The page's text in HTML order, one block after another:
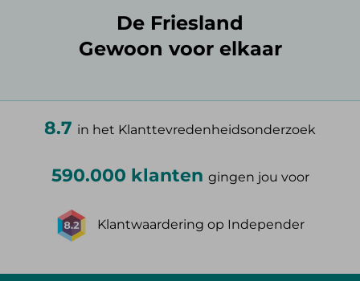
De Friesland
Gewoon voor elkaar
8.7 in het Klanttevredenheidsonderzoek
590.000 klanten gingen jou voor
Klantwaardering op Independer